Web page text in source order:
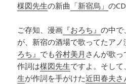
楳図先生の新曲 「新宿烏」の
ご存知、漫画 『おろち』の中で
が、新宿の酒場で歌ってたア
ろち』 でも谷村美月 さんが歌
作詞は楳図先生ですよ。そし
生が作詞を手がけた近田春夫さ